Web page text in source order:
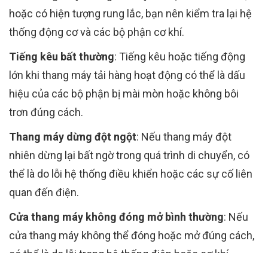
hoặc có hiện tượng rung lắc, bạn nên kiểm tra lại hệ
thống động cơ và các bộ phận cơ khí.
Tiếng kêu bất thường: Tiếng kêu hoặc tiếng động
lớn khi thang máy tải hàng hoạt động có thể là dấu
hiệu của các bộ phận bị mài mòn hoặc không bôi
trơn đúng cách.
Thang máy dừng đột ngột: Nếu thang máy đột
nhiên dừng lại bất ngờ trong quá trình di chuyển, có
thể là do lỗi hệ thống điều khiển hoặc các sự cố liên
quan đến điện.
Cửa thang máy không đóng mở bình thường: Nếu
cửa thang máy không thể đóng hoặc mở đúng cách,